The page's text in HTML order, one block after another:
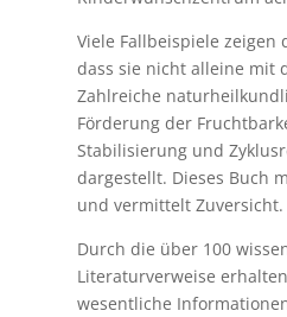
Viele Fallbeispiele zeigen
dass sie nicht alleine mit
Zahlreiche
Förderung der
Stabilisierung und
dargestellt. Dieses Buch
und vermittelt Zuversicht.
Durch die über 100
Literaturverweise
wesentliche